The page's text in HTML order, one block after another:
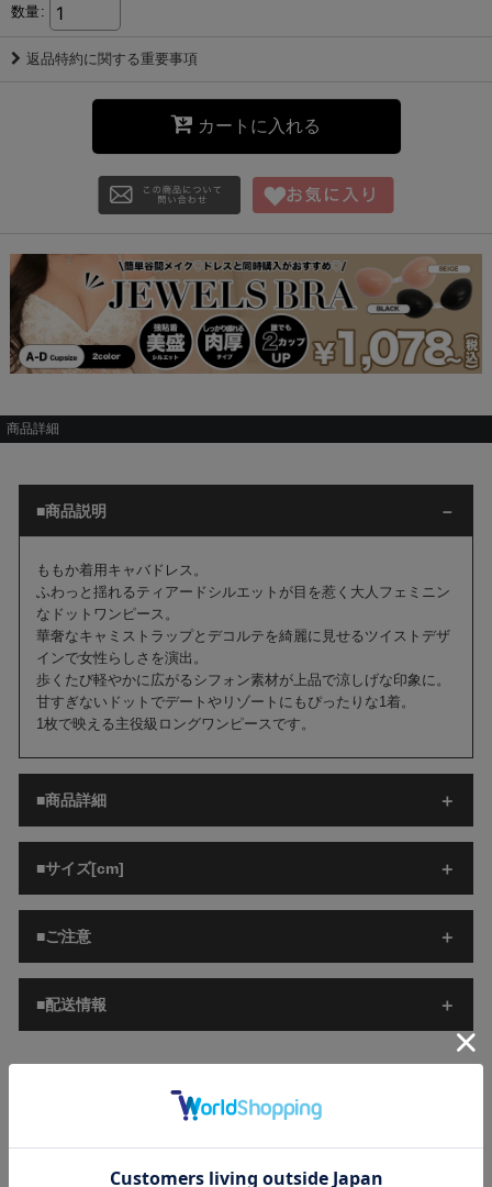
数量:
返品特約に関する重要事項
カートに入れる
商品詳細
■商品説明
ももか着用キャバドレス。
ふわっと揺れるティアードシルエットが目を惹く大人フェミニン
なドットワンピース。
華奢なキャミストラップとデコルテを綺麗に見せるツイストデザ
インで女性らしさを演出。
歩くたび軽やかに広がるシフォン素材が上品で涼しげな印象に。
甘すぎないドットでデートやリゾートにもぴったりな1着。
1枚で映える主役級ロングワンピースです。
■商品詳細
■サイズ[cm]
■ご注意
■配送情報